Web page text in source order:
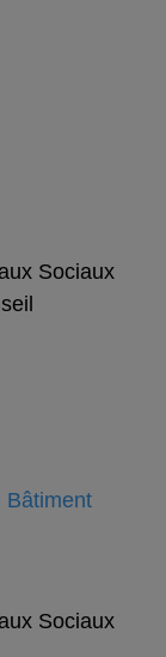
Sociaux
Bâtiment
Sociaux